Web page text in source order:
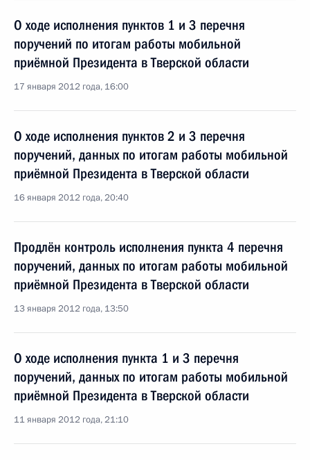
О ходе исполнения пунктов 1 и 3 перечня
поручений по итогам работы мобильной
приёмной Президента в Тверской области
17 января 2012 года, 16:00
О ходе исполнения пунктов 2 и 3 перечня
поручений, данных по итогам работы мобильной
приёмной Президента в Тверской области
16 января 2012 года, 20:40
Продлён контроль исполнения пункта 4 перечня
поручений, данных по итогам работы мобильной
приёмной Президента в Тверской области
13 января 2012 года, 13:50
О ходе исполнения пункта 1 и 3 перечня
поручений, данных по итогам работы мобильной
приёмной Президента в Тверской области
11 января 2012 года, 21:10